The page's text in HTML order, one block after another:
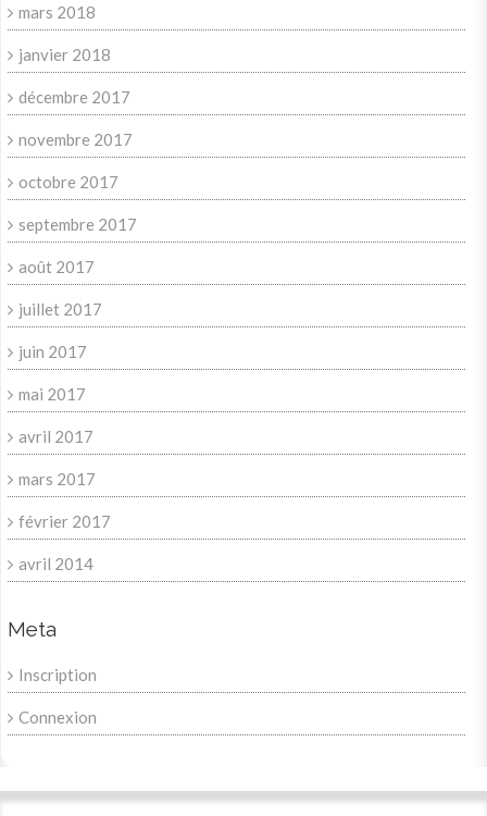
mars 2018
janvier 2018
décembre 2017
novembre 2017
octobre 2017
septembre 2017
août 2017
juillet 2017
juin 2017
mai 2017
avril 2017
mars 2017
février 2017
avril 2014
Meta
Inscription
Connexion